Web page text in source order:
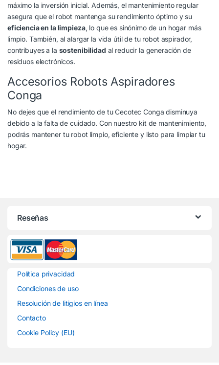
máximo la inversión inicial. Además, el mantenimiento regular
asegura que el robot mantenga su rendimiento óptimo y su
eficiencia en la limpieza, lo que es sinónimo de un hogar más
limpio. También, al alargar la vida útil de tu robot aspirador,
contribuyes a la sostenibilidad al reducir la generación de
residuos electrónicos.
Accesorios Robots Aspiradores
Conga
No dejes que el rendimiento de tu Cecotec Conga disminuya
debido a la falta de cuidado. Con nuestro kit de mantenimiento,
podrás mantener tu robot limpio, eficiente y listo para limpiar tu
hogar.
Reseñas
Política privacidad
Condiciones de uso
Resolución de litigios en línea
Contacto
Cookie Policy (EU)